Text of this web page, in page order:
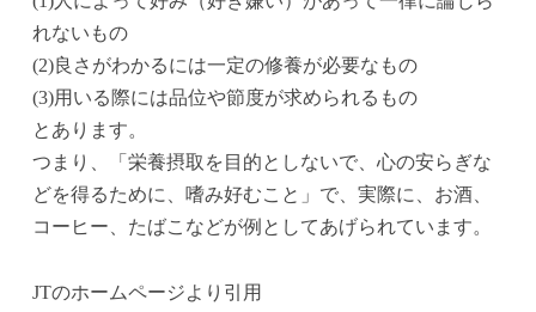
れないもの
(2)良さがわかるには一定の修養が必要なもの
(3)用いる際には品位や節度が求められるもの
とあります。
つまり、「栄養摂取を目的としないで、心の安らぎな
どを得るために、嗜み好むこと」で、実際に、お酒、
コーヒー、たばこなどが例としてあげられています。
JTのホームページより引用